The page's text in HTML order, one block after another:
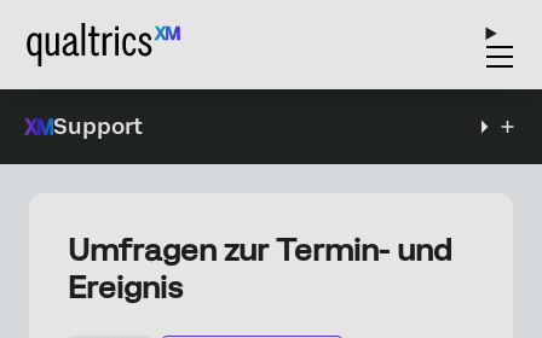
Support
Umfragen zur Termin- und
Ereignis